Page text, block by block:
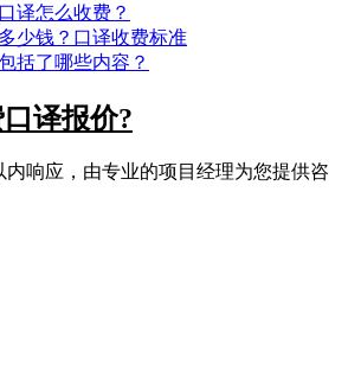
译怎么收费？
少钱？口译收费标准
括了哪些内容？
译报价?
内响应，由专业的项目经理为您提供咨